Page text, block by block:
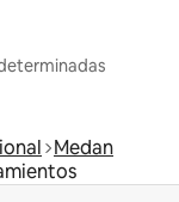
Medan